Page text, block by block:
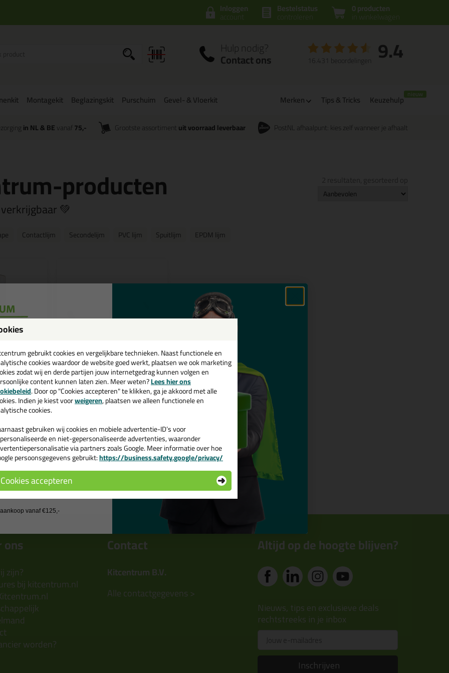
0 producten
in winkelwagen
Bestelstatus
controleren
Inloggen
account
Hulp nodig?
Contact ons 9.4
16.431 beoordelingen
Montagekit Beglazingskit Purschuim Gevel- & Vloerkit Merken Tips & Tricks Keuzehulp
in NL & BEvanaf 75,- Grootste assortiment uit voorraad leverbaar PostNL afhaalpunt: kies zelf wanneer je afhaalt
producten
💚
Contactlijm Secondelijm PVC lijm Spuitlijm EPDM lijm
Kitcentrum Rolmaat 5
4,95
Bekijken
ons
zijn?
bij kitcentrum.nl
worden?
Contact
Kitcentrum B.V.
Alle contactgegevens >
Altijd op de hoogte blijven?
Nieuws, tips en exclusieve deals
rechtstreeks in je inbox
Inschrijven
gebruikt cookies en vergelijkbare technieken. Naast functionele en
cookies waardoor de website goed werkt, plaatsen we ook marketing
zodat wij en derde partijen jouw internetgedrag kunnen volgen en
content kunnen laten zien. Meer weten?Lees hier ons
. Door op "Cookies accepteren" te klikken, ga je akkoord met alle
Indien je kiest voorweigeren, plaatsen we alleen functionele en
cookies.
gebruiken wij cookies en mobiele advertentie-ID’s voor
en niet-gepersonaliseerde advertenties, waaronder
via partners zoals Google. Meer informatie over hoe
persoonsgegevens gebruikt:https://business.safety.google/privacy/
Cookies accepteren
💚
en ontvang een
€35,-bij je eerste bestelling!
de actiecode ›
geen cadeau
vanaf €125,-